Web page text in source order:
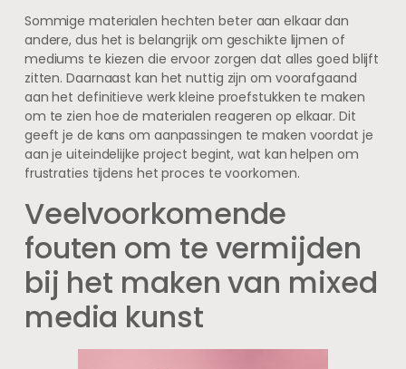
Sommige materialen hechten beter aan elkaar dan
andere, dus het is belangrijk om geschikte lijmen of
mediums te kiezen die ervoor zorgen dat alles goed blijft
zitten. Daarnaast kan het nuttig zijn om voorafgaand
aan het definitieve werk kleine proefstukken te maken
om te zien hoe de materialen reageren op elkaar. Dit
geeft je de kans om aanpassingen te maken voordat je
aan je uiteindelijke project begint, wat kan helpen om
frustraties tijdens het proces te voorkomen.
Veelvoorkomende
fouten om te vermijden
bij het maken van mixed
media kunst